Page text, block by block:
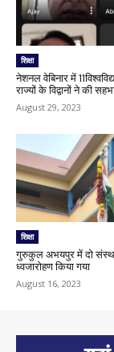
शिक्षा
नेशनल वेबिनार में
राज्यों के विद्वानों ने की
August 29, 2023
शिक्षा
गुरुकुल अभयपुर में दो
ध्वजारोहण किया गया
August 16, 2023